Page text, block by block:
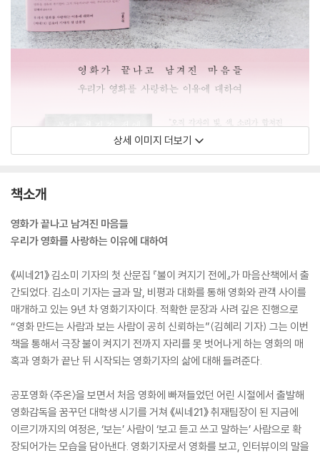
상세 이미지 더보기
책소개
영화가 끝나고 남겨진 마음들
우리가 영화를 사랑하는 이유에 대하여
《씨네21》 김소미 기자의 첫 산문집 『불이 켜지기 전에』가 마음산책에서 출
간되었다. 김소미 기자는 글과 말, 비평과 대화를 통해 영화와 관객 사이를
매개하고 있는 9년 차 영화기자이다. 적확한 문장과 사려 깊은 진행으로
“영화 만드는 사람과 보는 사람이 공히 신뢰하는”(김혜리 기자) 그는 이번
책을 통해서 극장 불이 켜지기 전까지 자리를 못 벗어나게 하는 영화의 매
혹과 영화가 끝난 뒤 시작되는 영화기자의 삶에 대해 들려준다.
공포영화 〈주온〉을 보면서 처음 영화에 빠져들었던 어린 시절에서 출발해
영화감독을 꿈꾸던 대학생 시기를 거쳐 《씨네21》 취재팀장이 된 지금에
이르기까지의 여정은, ‘보는’ 사람이 ‘보고 듣고 쓰고 말하는’ 사람으로 확
장되어가는 모습을 담아낸다. 영화기자로서 영화를 보고, 인터뷰이의 말을